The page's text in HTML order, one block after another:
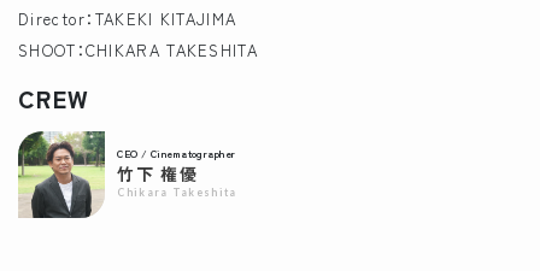
Director：TAKEKI KITAJIMA
SHOOT：CHIKARA TAKESHITA
CREW
CEO / Cinematographer
竹下 権優
Chikara Takeshita